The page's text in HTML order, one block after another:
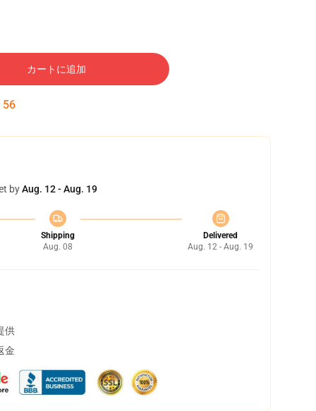
カートに追加
55
byAug. 12 - Aug. 19
Shipping
Aug. 08
Delivered
Aug. 12 - Aug. 19
供
金